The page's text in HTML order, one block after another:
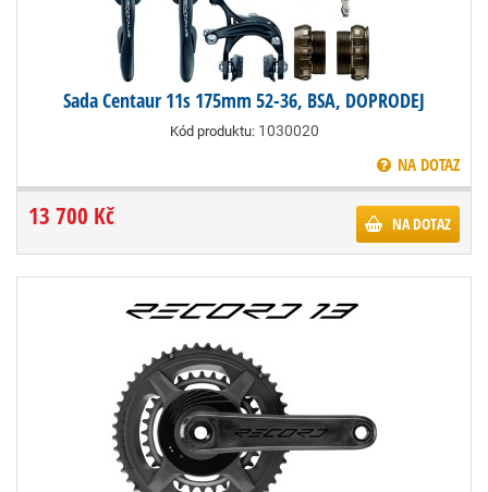
Sada Centaur 11s 175mm 52-36, BSA, DOPRODEJ
Kód produktu: 1030020
NA DOTAZ
13 700 Kč NA DOTAZ